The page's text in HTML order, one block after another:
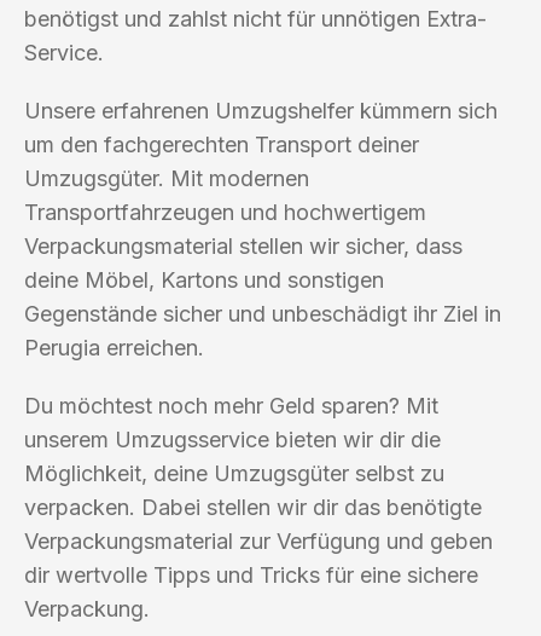
benötigst und zahlst nicht für unnötigen Extra-
Service.
Unsere erfahrenen Umzugshelfer kümmern sich
um den fachgerechten Transport deiner
Umzugsgüter. Mit modernen
Transportfahrzeugen und hochwertigem
Verpackungsmaterial stellen wir sicher, dass
deine Möbel, Kartons und sonstigen
Gegenstände sicher und unbeschädigt ihr Ziel in
Perugia erreichen.
Du möchtest noch mehr Geld sparen? Mit
unserem Umzugsservice bieten wir dir die
Möglichkeit, deine Umzugsgüter selbst zu
verpacken. Dabei stellen wir dir das benötigte
Verpackungsmaterial zur Verfügung und geben
dir wertvolle Tipps und Tricks für eine sichere
Verpackung.